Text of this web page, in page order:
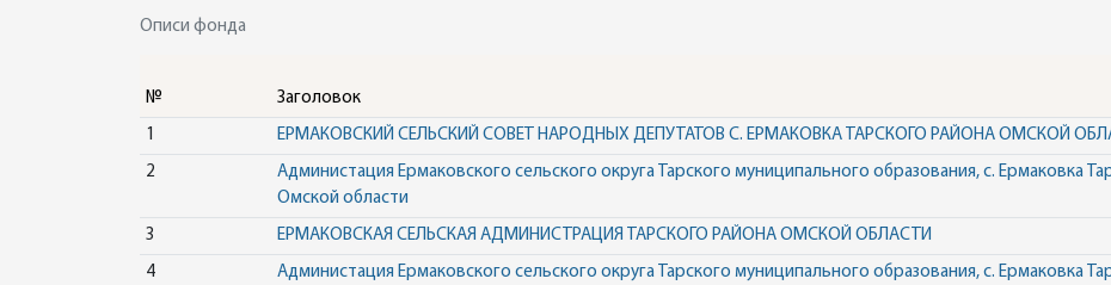
Описи фонда
№ Заголовок
1 ЕРМАКОВСКИЙ СЕЛЬСКИЙ СОВЕТ НАРОДНЫХ ДЕПУТАТОВ С. ЕРМАКОВКА ТАРСКОГО РАЙОНА ОМСКОЙ
2
Администация Ермаковского сельского округа Тарского муниципального образования, с. Ермаковка
Омской области
3 ЕРМАКОВСКАЯ СЕЛЬСКАЯ АДМИНИСТРАЦИЯ ТАРСКОГО РАЙОНА ОМСКОЙ ОБЛАСТИ
4
Администация Ермаковского сельского округа Тарского муниципального образования, с. Ермаковка